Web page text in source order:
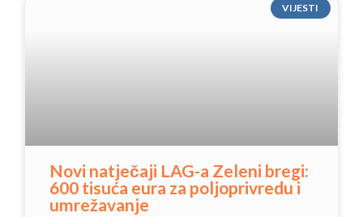
VIJESTI
Novi natječaji LAG-a Zeleni bregi:
600 tisuća eura za poljoprivredu i
umrežavanje